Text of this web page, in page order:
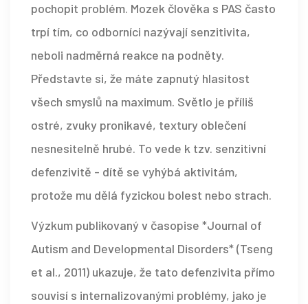
pochopit problém. Mozek člověka s PAS často
trpí tím, co odborníci nazývají senzitivita,
neboli nadměrná reakce na podněty.
Představte si, že máte zapnutý hlasitost
všech smyslů na maximum. Světlo je příliš
ostré, zvuky pronikavé, textury oblečení
nesnesitelně hrubé. To vede k tzv. senzitivní
defenzivitě - dítě se vyhýbá aktivitám,
protože mu dělá fyzickou bolest nebo strach.
Výzkum publikovaný v časopise *Journal of
Autism and Developmental Disorders* (Tseng
et al., 2011) ukazuje, že tato defenzivita přímo
souvisí s internalizovanými problémy, jako je